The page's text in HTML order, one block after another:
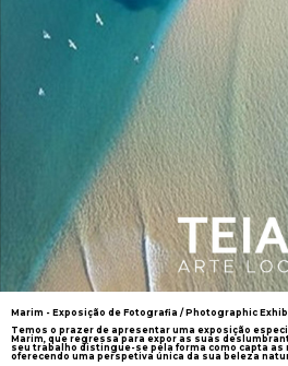
Marim - Exposição de Fotografia / Photographic
Temos o prazer de apresentar uma exposição
Marim, que regressa para expor as suas
seu trabalho distingue-se pela forma como capta as
oferecendo uma perspetiva única da sua beleza